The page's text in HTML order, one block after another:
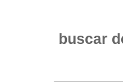
buscar